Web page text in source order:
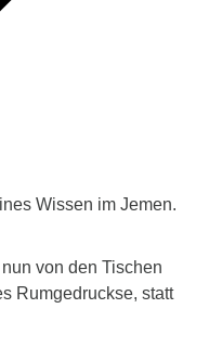
Wissen im Jemen.
von den Tischen
Rumgedruckse, statt